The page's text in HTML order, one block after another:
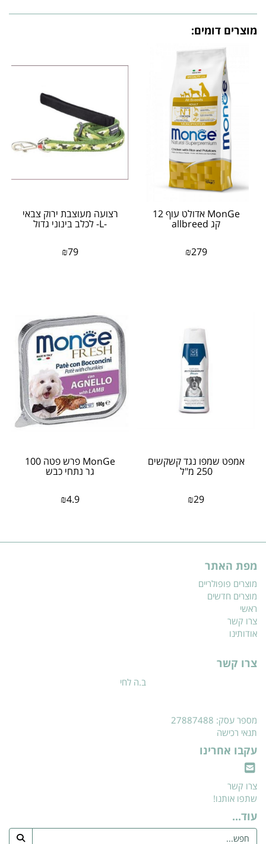
מוצרים דומים:
MonGe אדולט עוף 12
קג allbreed
₪279
רצועה מעוצבת ירוק צבאי
-L- לכלב בינוני גדול
₪79
אמפט שמפו נגד קשקשים
250 מ"ל
₪29
MonGe פרש פטה 100
גר נתחי כבש
₪4.9
מפת האתר
מוצרים פופולריים
מוצרים חדשים
ראשי
צרו קשר
אודותינו
צרו קשר
ב.ה לחי
מספר עסק: 27887488
תנאי רכישה
עקבו אחרינו
צרו קשר
שתפו אותנו!
עוד...